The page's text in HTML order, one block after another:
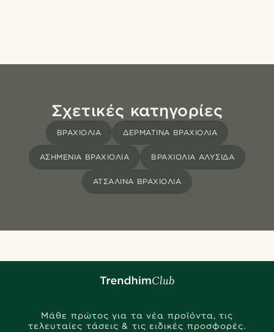
Σχετικές κατηγορίες
ΒΡΑΧΙΌΛΙΑ ΔΕΡΜΆΤΙΝΑ ΒΡΑΧΙΌΛΙΑ
ΑΣΗΜΈΝΙΑ ΒΡΑΧΙΌΛΙΑ ΒΡΑΧΙΌΛΙΑ ΑΛΥΣΊΔΑ
ΑΤΣΆΛΙΝΑ ΒΡΑΧΙΌΛΙΑ
Μάθε πρώτος για τα νέα προϊόντα, τις
τελευταίες τάσεις & τις ειδικές προσφορές.